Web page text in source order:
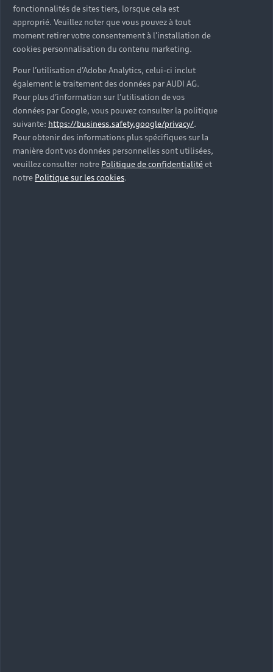
fonctionnalités de sites tiers, lorsque cela est
approprié. Veuillez noter que vous pouvez à tout
moment retirer votre consentement à l'installation de
cookies personnalisation du contenu marketing.
Pour l’utilisation d’Adobe Analytics, celui-ci inclut
également le traitement des données par AUDI AG.
Pour plus d’information sur l’utilisation de vos
données par Google, vous pouvez consulter la politique
suivante: https://business.safety.google/privacy/.
Pour obtenir des informations plus spécifiques sur la
manière dont vos données personnelles sont utilisées,
veuillez consulter notre Politique de confidentialitéet
notre Politique sur les cookies.